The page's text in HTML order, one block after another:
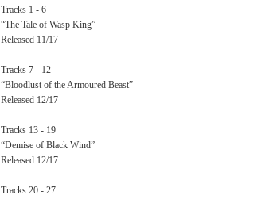
Tracks 1 - 6
“The Tale of Wasp King”
Released 11/17
Tracks 7 - 12
“Bloodlust of the Armoured Beast”
Released 12/17
Tracks 13 - 19
“Demise of Black Wind”
Released 12/17
Tracks 20 - 27